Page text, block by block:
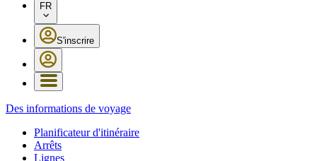
FR
S'inscrire
Des informations de voyage
Planificateur d'itinéraire
Arrêts
Lignes